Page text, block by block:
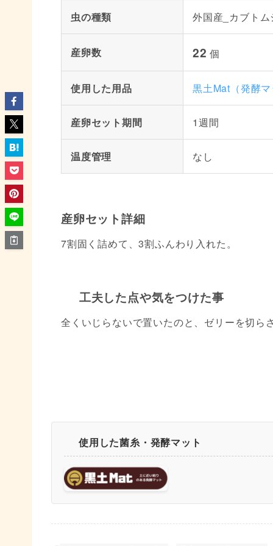
虫の種類 外国産_カブトム
産卵数 22 個
使用した用品 黒土Mat（発酵マ
産卵セット期間 1週間
温度管理 なし
産卵セット詳細
7割固く詰めて、3割ふんわり入れた。
工夫した点や気をつけた事
全くいじらないで置いたのと、ゼリーを切ら
使用した菌糸・発酵マット